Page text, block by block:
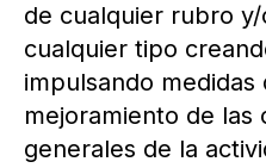
de cualquier rubro
cualquier tipo
impulsando
mejoramiento de las
generales de la